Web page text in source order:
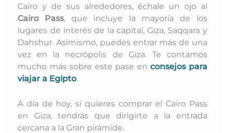
Cairo y de sus alrededores, échale un ojo al
Cairo Pass, que incluye la mayoría de los
lugares de interés de la capital, Giza, Saqqara y
Dahshur. Asimismo, puedes entrar más de una
vez en la necrópolis de Giza. Te contamos
mucho más sobre este pase enconsejos para
viajar a Egipto.
A día de hoy, si quieres comprar el Cairo Pass
en Giza, tendrás que dirigirte a la entrada
cercana a la Gran pirámide.